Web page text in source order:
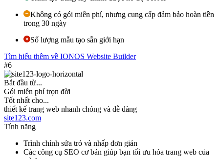
Không có gói miễn phí, nhưng cung cấp đảm bảo hoàn tiền
trong 30 ngày
Số lượng mẫu tạo sẵn giới hạn
Tìm hiểu thêm về IONOS Website Builder
#6
Bắt đầu từ...
Gói miễn phí trọn đời
Tốt nhất cho...
thiết kế trang web nhanh chóng và dễ dàng
site123.com
Tính năng
Trình chỉnh sửa trỏ và nhấp đơn giản
Các công cụ SEO cơ bản giúp bạn tối ưu hóa trang web của